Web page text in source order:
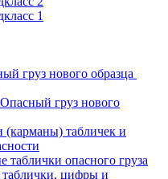
1
груз нового образца
груз нового
(карманы) табличек и
таблички опасного груза
цифры и